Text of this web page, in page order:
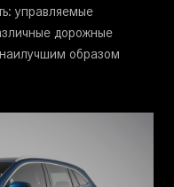
управляемые
дорожные
образом